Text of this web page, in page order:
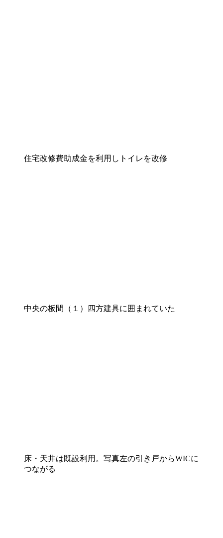
住宅改修費助成金を利用しトイレを改修
中央の板間（１）四方建具に囲まれていた
床・天井は既設利用。写真左の引き戸からWICに
つながる